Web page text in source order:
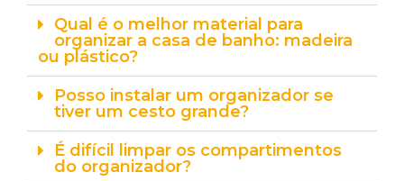
Qual é o melhor material para
organizar a casa de banho: madeira
ou plástico?
Posso instalar um organizador se
tiver um cesto grande?
É difícil limpar os compartimentos
do organizador?